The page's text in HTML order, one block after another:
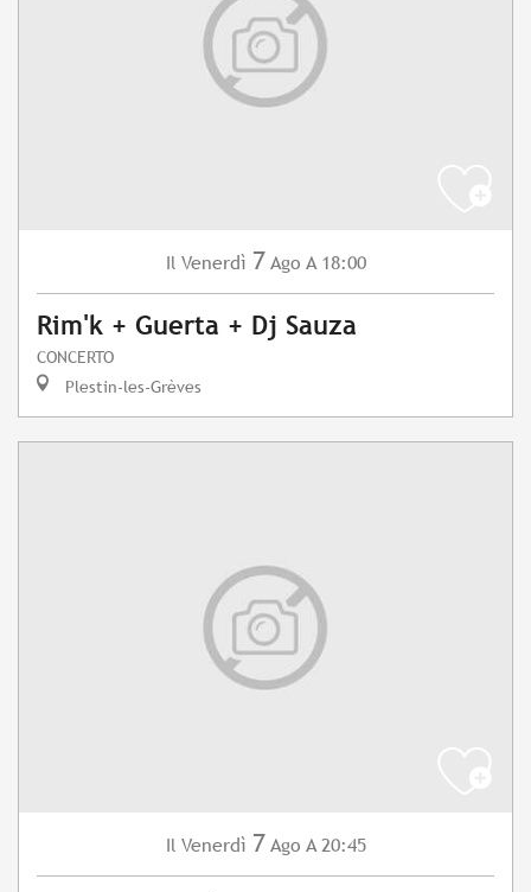
Il Venerdì 7 Ago A 18:00
Rim'k + Guerta + Dj Sauza
CONCERTO
Plestin-les-Grèves
Il Venerdì 7 Ago A 20:45